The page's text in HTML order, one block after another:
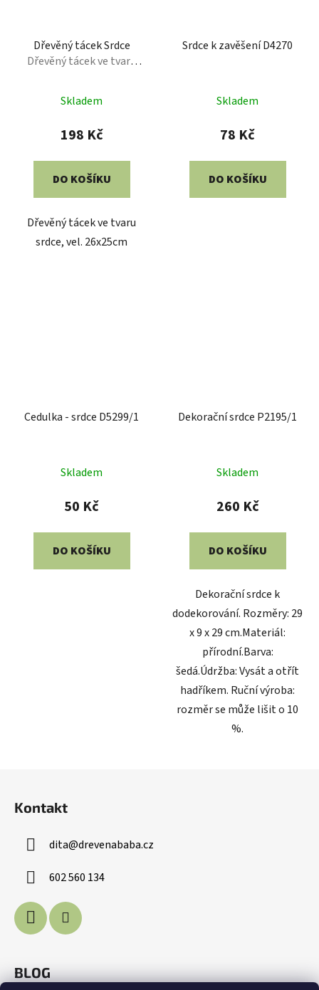
Dřevěný tácek Srdce
Dřevěný tácek ve tvaru
hodnocení
produktu
5,0
z
hvězdiček.
Skladem
198 Kč
DO KOŠÍKU
Dřevěný tácek ve tvaru
srdce, vel. 26x25cm
Srdce k zavěšení D4270
Skladem
78 Kč
DO KOŠÍKU
Cedulka - srdce D5299/1
Skladem
50 Kč
DO KOŠÍKU
Dekorační srdce P2195/1
Skladem
260 Kč
DO KOŠÍKU
Dekorační srdce k
dodekorování. Rozměry: 29
x 9 x 29 cm.Materiál:
přírodní.Barva:
šedá.Údržba: Vysát a otřít
hadříkem. Ruční výroba:
rozměr se může lišit o 10
%.
Kontakt
dita@drevenababa.cz
602 560 134
BLOG